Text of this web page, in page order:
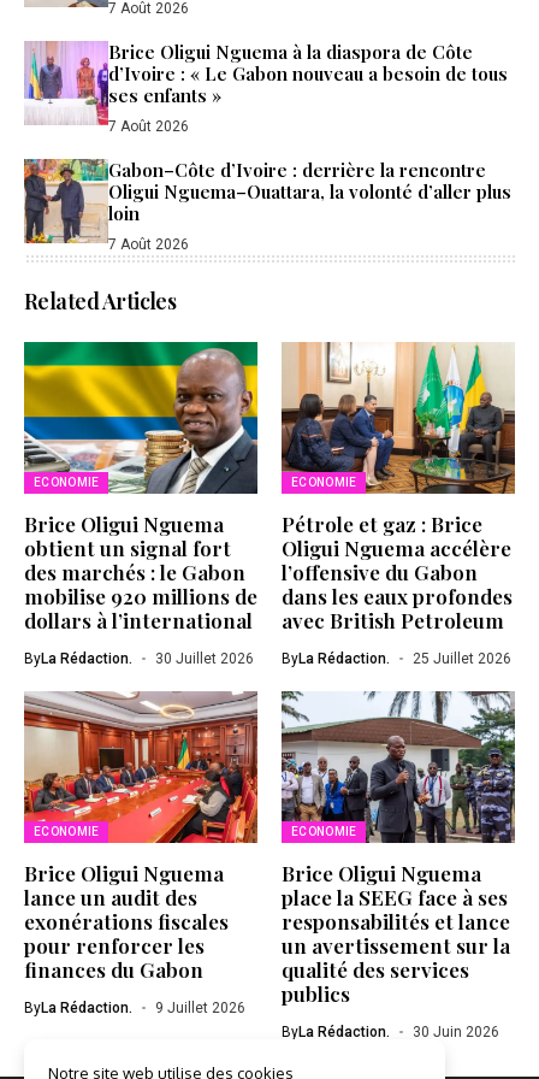
7 Août 2026
Brice Oligui Nguema à la diaspora de Côte
d’Ivoire : « Le Gabon nouveau a besoin de tous
ses enfants »
7 Août 2026
Gabon–Côte d’Ivoire : derrière la rencontre
Oligui Nguema–Ouattara, la volonté d’aller plus
loin
7 Août 2026
Related Articles
ECONOMIE
Brice Oligui Nguema
obtient un signal fort
des marchés : le Gabon
mobilise 920 millions de
dollars à l’international
ByLa Rédaction. 30 Juillet 2026
ECONOMIE
Pétrole et gaz : Brice
Oligui Nguema accélère
l’offensive du Gabon
dans les eaux profondes
avec British Petroleum
ByLa Rédaction. 25 Juillet 2026
ECONOMIE
Brice Oligui Nguema
lance un audit des
exonérations fiscales
pour renforcer les
finances du Gabon
ByLa Rédaction. 9 Juillet 2026
ECONOMIE
Brice Oligui Nguema
place la SEEG face à ses
responsabilités et lance
un avertissement sur la
qualité des services
publics
ByLa Rédaction. 30 Juin 2026
Notre site web utilise des cookies